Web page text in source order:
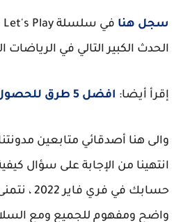
سجل هنا
الحدث الكبير التالي في الرياضات
إقرأ أيضا: افضل 5 طرق للحصول على جواهر فري فاير
والى هنا أصدقائي متابعين
انتهينا من الإجابة على سؤال
حسابك في
واضح ومفهوم للجميع ومع